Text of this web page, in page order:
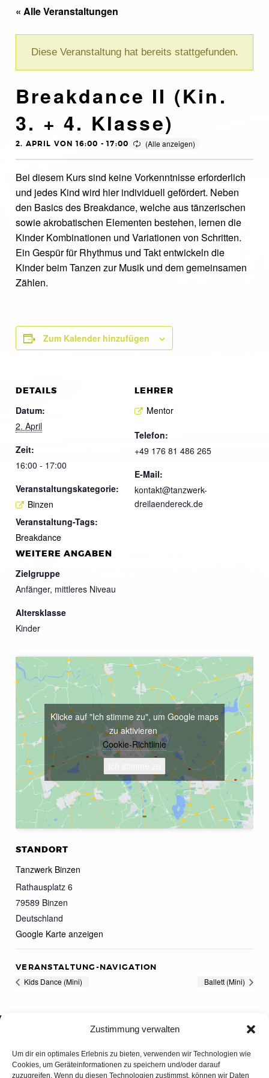
Zustimmung verwalten
Um dir ein optimales Erlebnis zu bieten, verwenden wir Technologien wie
Cookies, um Geräteinformationen zu speichern und/oder darauf
zuzugreifen. Wenn du diesen Technologien zustimmst, können wir Daten
« Alle Veranstaltungen
Diese Veranstaltung hat bereits stattgefunden.
Breakdance II (Kin.
3. + 4. Klasse)
2. APRIL VON 16:00 -17:00
Bei diesem Kurs sind keine Vorkenntnisse erforderlich
und jedes Kind wird hier individuell gefördert. Neben
den Basics des Breakdance, welche aus tänzerischen
sowie akrobatischen Elementen bestehen, lernen die
Kinder Kombinationen und Variationen von Schritten.
Ein Gespür für Rhythmus und Takt entwickeln die
Kinder beim Tanzen zur Musik und dem gemeinsamen
Zählen.
Zum Kalender hinzufügen
DETAILS
Datum:
2. April
Zeit:
16:00 - 17:00
Veranstaltungskategorie:
Binzen
Veranstaltung-Tags:
Breakdance
LEHRER
Mentor
Telefon:
+49 176 81 486 265
E-Mail:
kontakt@tanzwerk-
dreilaendereck.de
WEITERE ANGABEN
Zielgruppe
Anfänger, mittleres Niveau
Altersklasse
Kinder
STANDORT
Tanzwerk Binzen
Rathausplatz 6
79589 Binzen
Deutschland
Google Karte anzeigen
Klicke auf "Ich stimme zu", um Google maps
zu aktivieren
Cookie-Richtlinie
VERANSTALTUNG-NAVIGATION
Kids Dance (Mini) Ballett (Mini)